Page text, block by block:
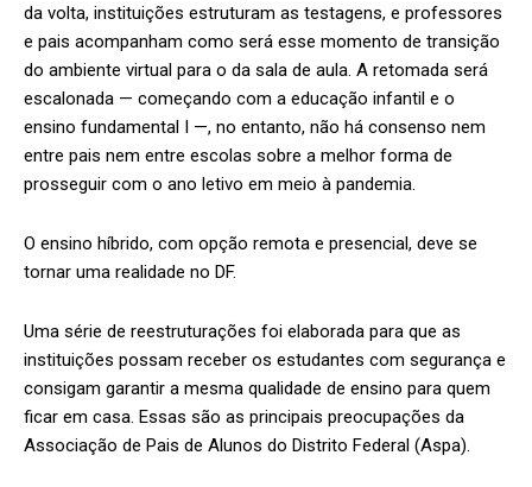
da volta, instituições estruturam as testagens, e professores
e pais acompanham como será esse momento de transição
do ambiente virtual para o da sala de aula. A retomada será
escalonada — começando com a educação infantil e o
ensino fundamental I —, no entanto, não há consenso nem
entre pais nem entre escolas sobre a melhor forma de
prosseguir com o ano letivo em meio à pandemia.
O ensino híbrido, com opção remota e presencial, deve se
tornar uma realidade no DF.
Uma série de reestruturações foi elaborada para que as
instituições possam receber os estudantes com segurança e
consigam garantir a mesma qualidade de ensino para quem
ficar em casa. Essas são as principais preocupações da
Associação de Pais de Alunos do Distrito Federal (Aspa).